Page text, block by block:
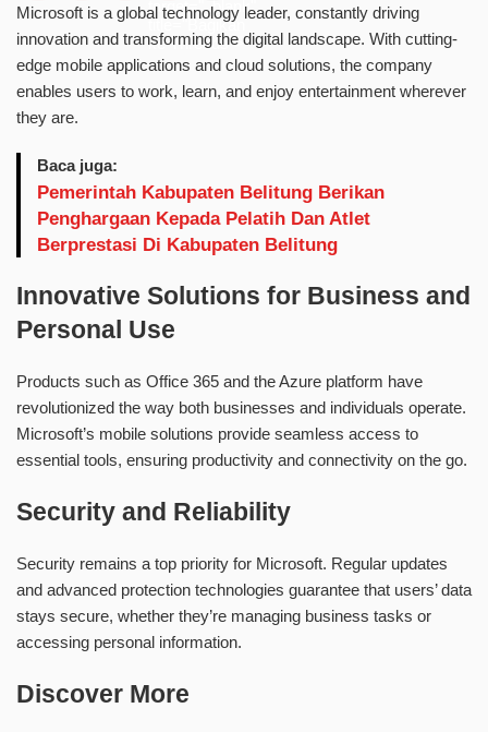
target="_blank"
title="Bagikan
ke Threads">
Microsoft is a global technology leader, constantly driving
innovation and transforming the digital landscape. With cutting-
edge mobile applications and cloud solutions, the company
enables users to work, learn, and enjoy entertainment wherever
they are.
Baca juga:
Pemerintah Kabupaten Belitung Berikan
Penghargaan Kepada Pelatih Dan Atlet
Berprestasi Di Kabupaten Belitung
Innovative Solutions for Business and
Personal Use
Products such as Office 365 and the Azure platform have
revolutionized the way both businesses and individuals operate.
Microsoft’s mobile solutions provide seamless access to
essential tools, ensuring productivity and connectivity on the go.
Security and Reliability
Security remains a top priority for Microsoft. Regular updates
and advanced protection technologies guarantee that users’ data
stays secure, whether they’re managing business tasks or
accessing personal information.
Discover More